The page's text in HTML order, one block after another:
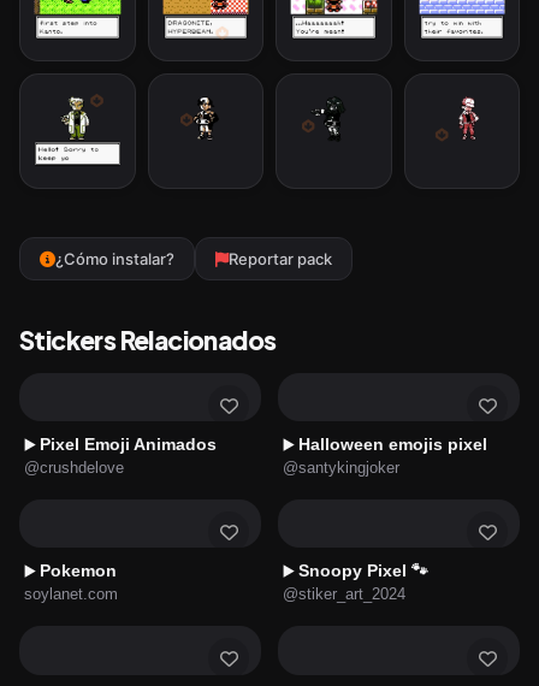
¿Cómo instalar? Reportar pack
Stickers Relacionados
▶️ Pixel Emoji Animados
@crushdelove
▶️ Halloween emojis pixel
@santykingjoker
▶️ Pokemon
soylanet.com
▶️ Snoopy Pixel 🐾
@stiker_art_2024